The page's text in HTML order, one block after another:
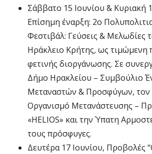
Σάββατο 15 Ιουνίου & Κυριακή
Επίσημη έναρξη: 2ο
Φεστιβάλ: Γεύσεις & Μελωδίες
Ηράκλειο Κρήτης, ως τιμώμενη
φετινής διοργάνωσης. Σε
Δήμο Ηρακλείου – Συμβούλιο
Μεταναστών & Προσφύγων, τον
Οργανισμό Μετανάστευσης –
«HELIOS» και την Ύπατη
τους πρόσφυγες.
Δευτέρα 17 Ιουνίου, Προβολές